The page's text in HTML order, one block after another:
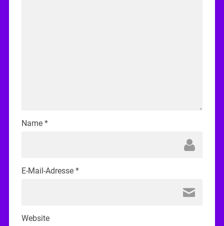
Name *
E-Mail-Adresse *
Website